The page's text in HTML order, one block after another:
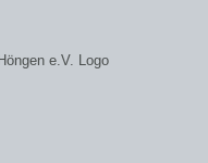
e.V. Logo